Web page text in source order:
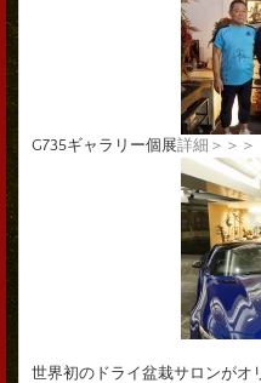
G735ギャラリー個展詳細＞＞＞
世界初のドライ盆栽サロンがオ